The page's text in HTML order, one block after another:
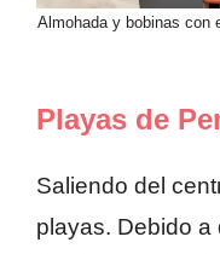
Almohada y bobinas con
Playas de
Saliendo del
playas. Debido